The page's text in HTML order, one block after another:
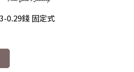
0.29錢 固定式